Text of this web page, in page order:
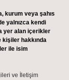
kurum veya şahıs
yalnızca kendi
yer alan içerikler
kişiler hakkında
ile isim
ve İletişim